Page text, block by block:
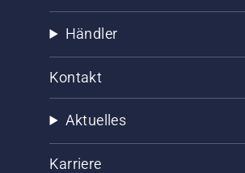
Händler
Kontakt
Aktuelles
Karriere